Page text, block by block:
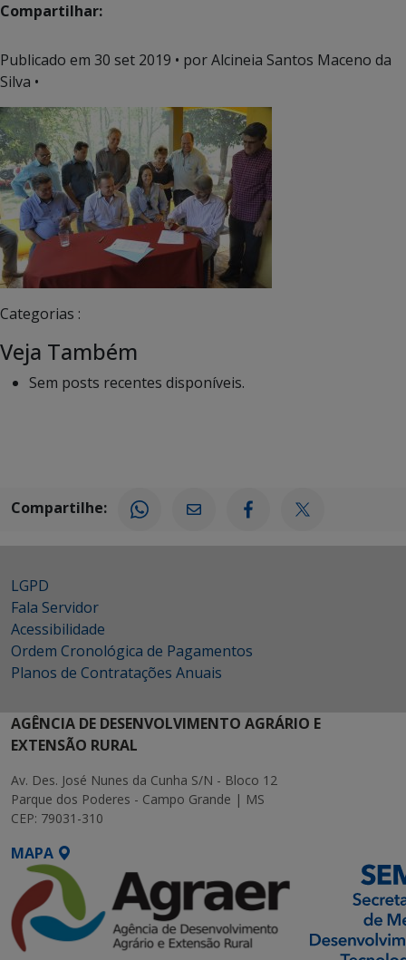
Compartilhar:
Publicado em 30 set 2019 • por Alcineia Santos Maceno da
Silva •
Categorias :
Veja Também
Sem posts recentes disponíveis.
Compartilhe:
LGPD
Fala Servidor
Acessibilidade
Ordem Cronológica de Pagamentos
Planos de Contratações Anuais
AGÊNCIA DE DESENVOLVIMENTO AGRÁRIO E
EXTENSÃO RURAL
Av. Des. José Nunes da Cunha S/N - Bloco 12
Parque dos Poderes - Campo Grande | MS
CEP: 79031-310
MAPA